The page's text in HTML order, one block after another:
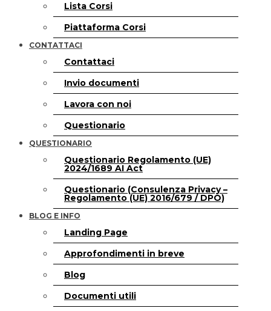
Lista Corsi
Piattaforma Corsi
CONTATTACI
Contattaci
Invio documenti
Lavora con noi
Questionario
QUESTIONARIO
Questionario Regolamento (UE)
2024/1689 AI Act
Questionario (Consulenza Privacy –
Regolamento (UE) 2016/679 / DPO)
BLOG E INFO
Landing Page
Approfondimenti in breve
Blog
Documenti utili